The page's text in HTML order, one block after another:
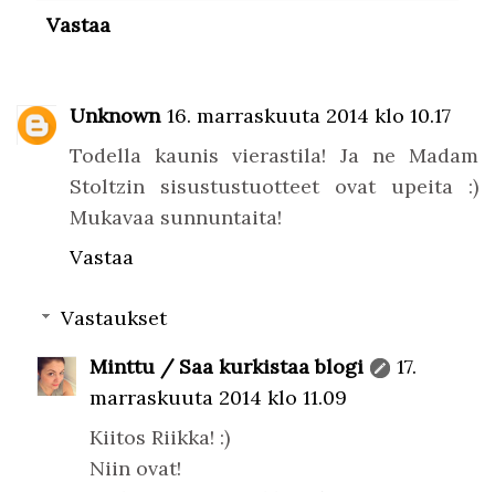
Vastaa
Unknown 16. marraskuuta 2014 klo 10.17
Todella kaunis vierastila! Ja ne Madam
Stoltzin sisustustuotteet ovat upeita :)
Mukavaa sunnuntaita!
Vastaa
Vastaukset
Minttu / Saa kurkistaa blogi
17.
marraskuuta 2014 klo 11.09
Kiitos Riikka! :)
Niin ovat!